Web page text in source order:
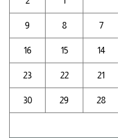
7
8
9
14
15
16
21
22
23
28
29
30